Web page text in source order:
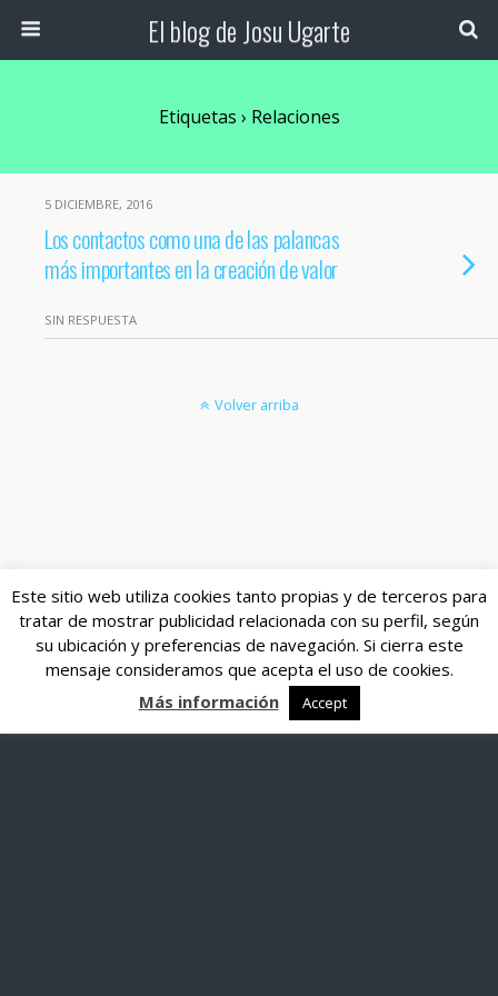
El blog de Josu Ugarte
Etiquetas › Relaciones
5 DICIEMBRE, 2016
Los contactos como una de las palancas
más importantes en la creación de valor
SIN RESPUESTA
Este sitio web utiliza cookies tanto propias y de terceros para
tratar de mostrar publicidad relacionada con su perfil, según
su ubicación y preferencias de navegación. Si cierra este
mensaje consideramos que acepta el uso de cookies.
Más información
Accept
Volver arriba